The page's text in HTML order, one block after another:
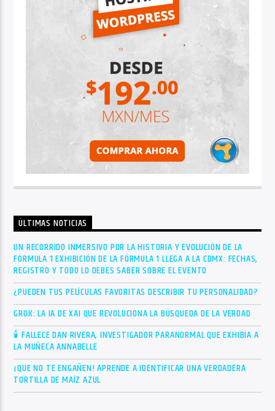
ÚLTIMAS NOTICIAS
UN RECORRIDO INMERSIVO POR LA HISTORIA Y EVOLUCIÓN DE LA
FÓRMULA 1 EXHIBICIÓN DE LA FÓRMULA 1 LLEGA A LA CDMX: FECHAS,
REGISTRO Y TODO LO DEBES SABER SOBRE EL EVENTO
¿PUEDEN TUS PELÍCULAS FAVORITAS DESCRIBIR TU PERSONALIDAD?
GROK: LA IA DE XAI QUE REVOLUCIONA LA BÚSQUEDA DE LA VERDAD
🕯 FALLECE DAN RIVERA, INVESTIGADOR PARANORMAL QUE EXHIBÍA A
LA MUÑECA ANNABELLE
¡QUE NO TE ENGAÑEN! APRENDE A IDENTIFICAR UNA VERDADERA
TORTILLA DE MAÍZ AZUL